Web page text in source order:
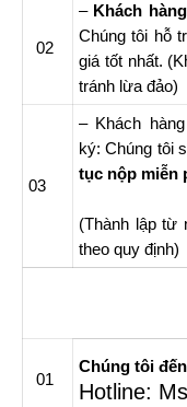
02
– Khách
Chúng tôi hỗ
giá tốt nhất.
tránh lừa đảo)
03
– Khách hàng
ký: Chúng tôi
tục nộp miễn
(Thành lập từ
theo quy định)
01
Chúng tôi
Hotline: